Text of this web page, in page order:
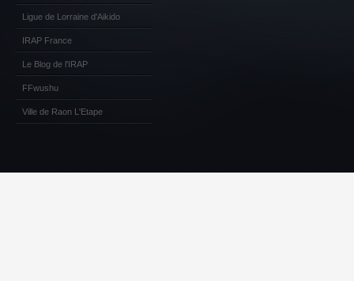
Ligue de Lorraine d'Aikido
IRAP France
Le Blog de l'IRAP
FFwushu
Ville de Raon L'Etape